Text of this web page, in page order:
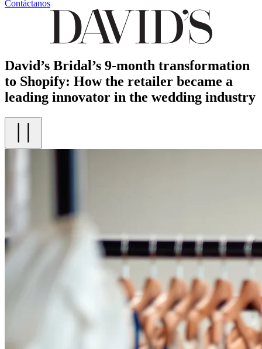
Contáctanos
David’s Bridal’s 9-month transformation
to Shopify: How the retailer became a
leading innovator in the wedding industry